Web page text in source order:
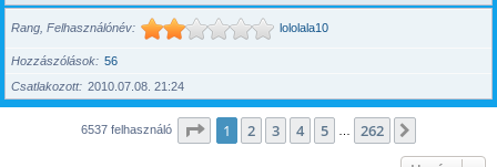
Rang, Felhasználónév lololala10
Hozzászólások
56
Csatlakozott
2010.07.08. 21:24
6537 felhasználó Oldal:1 262
1 2 3 4 5 262